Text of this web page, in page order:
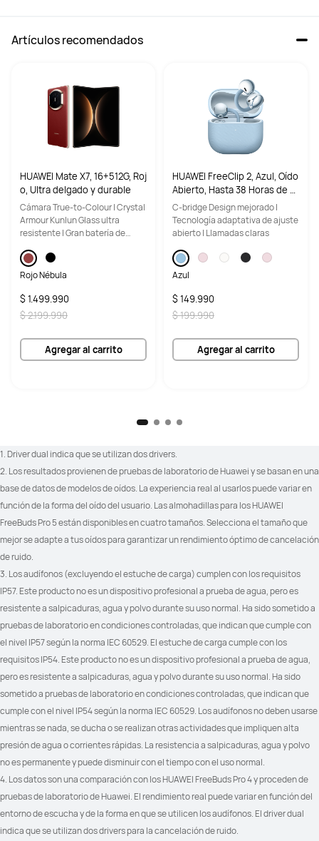
Artículos recomendados
HUAWEI Mate X7, 16+512G, Roj
o, Ultra delgado y durable
Cámara True-to-Colour | Crystal
Armour Kunlun Glass ultra
resistente | Gran batería de
Rojo Nébula
$ 1.499.990
$ 2.199.990
Agregar al carrito
HUAWEI FreeClip 2, Azul, Oído
Abierto, Hasta 38 Horas de b
atería, Uso Ligero
C-bridge Design mejorado |
Tecnología adaptativa de ajuste
abierto | Llamadas claras
Azul
$ 149.990
$ 199.990
Agregar al carrito
1. Driver dual indica que se utilizan dos drivers.
2. Los resultados provienen de pruebas de laboratorio de Huawei y se basan en una
base de datos de modelos de oídos. La experiencia real al usarlos puede variar en
función de la forma del oído del usuario. Las almohadillas para los HUAWEI
FreeBuds Pro 5 están disponibles en cuatro tamaños. Selecciona el tamaño que
mejor se adapte a tus oídos para garantizar un rendimiento óptimo de cancelación
de ruido.
3. Los audífonos (excluyendo el estuche de carga) cumplen con los requisitos
IP57. Este producto no es un dispositivo profesional a prueba de agua, pero es
resistente a salpicaduras, agua y polvo durante su uso normal. Ha sido sometido a
pruebas de laboratorio en condiciones controladas, que indican que cumple con
el nivel IP57 según la norma IEC 60529. El estuche de carga cumple con los
requisitos IP54. Este producto no es un dispositivo profesional a prueba de agua,
pero es resistente a salpicaduras, agua y polvo durante su uso normal. Ha sido
sometido a pruebas de laboratorio en condiciones controladas, que indican que
cumple con el nivel IP54 según la norma IEC 60529. Los audífonos no deben usarse
mientras se nada, se ducha o se realizan otras actividades que impliquen alta
presión de agua o corrientes rápidas. La resistencia a salpicaduras, agua y polvo
no es permanente y puede disminuir con el tiempo con el uso normal.
4. Los datos son una comparación con los HUAWEI FreeBuds Pro 4 y proceden de
pruebas de laboratorio de Huawei. El rendimiento real puede variar en función del
entorno de escucha y de la forma en que se utilicen los audífonos. El driver dual
indica que se utilizan dos drivers para la cancelación de ruido.